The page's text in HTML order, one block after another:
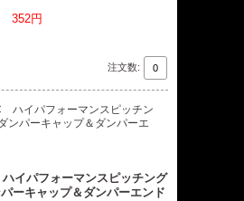
352円
注文数:
イパフォーマンスピッチング
ーキャップ＆ダンパーエンド